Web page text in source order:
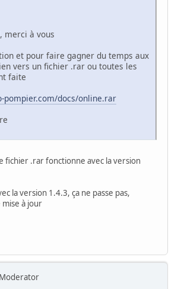
merci à vous
et pour faire gagner du temps aux
vers un fichier .rar ou toutes les
faite
pompier.com/docs/online.rar
fichier .rar fonctionne avec la version
la version 1.4.3, ça ne passe pas,
à jour
Moderator